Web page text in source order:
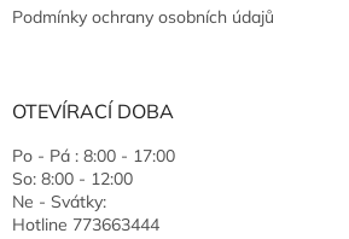
Podmínky ochrany osobních údajů
OTEVÍRACÍ DOBA
Po - Pá : 8:00 - 17:00
So: 8:00 - 12:00
Ne - Svátky:
Hotline 773663444